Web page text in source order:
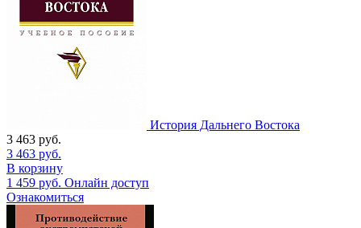
История Дальнего Востока
3 463 руб.
3 463 руб.
В корзину
1 459 руб. Онлайн доступ
Ознакомиться